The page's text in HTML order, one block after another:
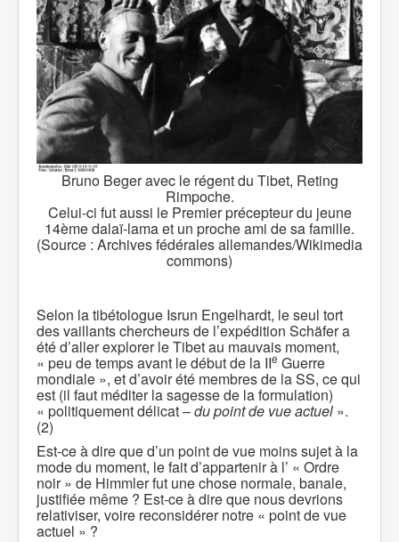
Bruno Beger avec le régent du Tibet, Reting
Rimpoche.
Celui-ci fut aussi le Premier précepteur du jeune
14ème dalaï-lama et un proche ami de sa famille.
(Source : Archives fédérales allemandes/Wikimedia
commons)
Selon la tibétologue Isrun Engelhardt, le seul tort
des vaillants chercheurs de l’expédition Schäfer a
été d’aller explorer le Tibet au mauvais moment,
« peu de temps avant le début de la IIe Guerre
mondiale », et d’avoir été membres de la SS, ce qui
est (il faut méditer la sagesse de la formulation)
« politiquement délicat –du point de vue actuel ».
(2)
Est-ce à dire que d’un point de vue moins sujet à la
mode du moment, le fait d’appartenir à l’ « Ordre
noir » de Himmler fut une chose normale, banale,
justifiée même ? Est-ce à dire que nous devrions
relativiser, voire reconsidérer notre « point de vue
actuel » ?